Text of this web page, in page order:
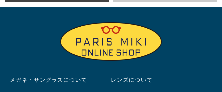
メガネ・サングラスについて レンズについて